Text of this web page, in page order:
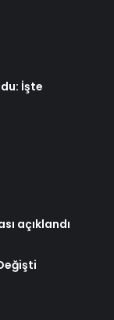
İşte
açıklandı